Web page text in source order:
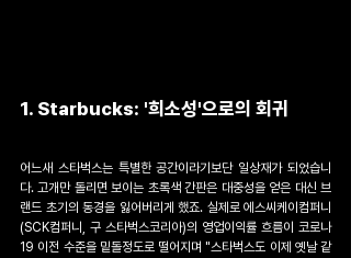
1. Starbucks: '희소성'으로의 회귀
어느새 스타벅스는 특별한 공간이라기보단 일상재가 되었습니
다. 고개만 돌리면 보이는 초록색 간판은 대중성을 얻은 대신 브
랜드 초기의 동경을 잃어버리게 했죠. 실제로 에스씨케이컴퍼니
(SCK컴퍼니, 구 스타벅스코리아)의 영업이익률 흐름이 코로나
19 이전 수준을 밑돌정도로 떨어지며 "스타벅스도 이제 옛날 같